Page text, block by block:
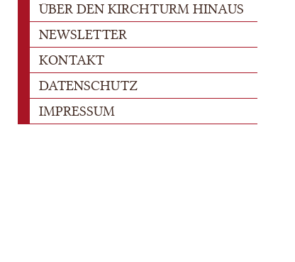
ÜBER DEN KIRCHTURM HINAUS
NEWSLETTER
KONTAKT
DATENSCHUTZ
IMPRESSUM